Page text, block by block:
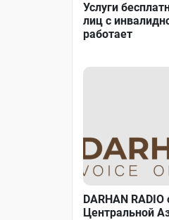
Услуги
лиц с
работает
DARHAN
Центральной